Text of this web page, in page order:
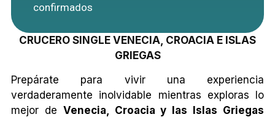
confirmados
CRUCERO SINGLE VENECIA, CROACIA E ISLAS
GRIEGAS
Prepárate para vivir una experiencia
verdaderamente inolvidable mientras exploras lo
mejor de Venecia, Croacia y las Islas Griegas